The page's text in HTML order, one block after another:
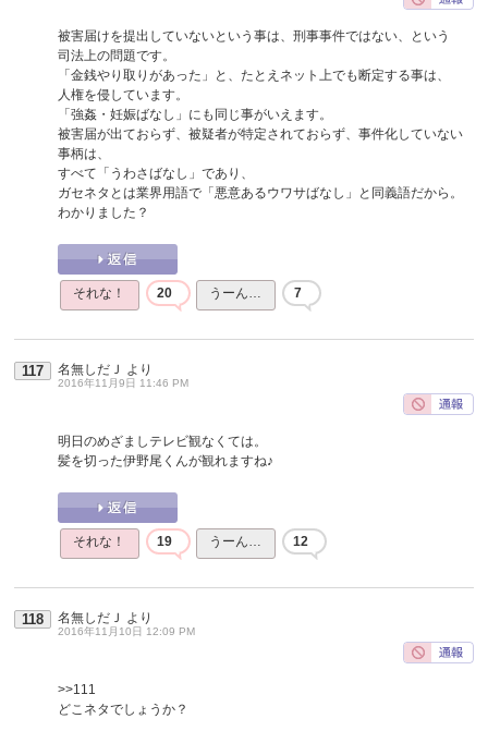
被害届けを提出していないという事は、刑事事件ではない、という
司法上の問題です。
「金銭やり取りがあった」と、たとえネット上でも断定する事は、
人権を侵しています。
「強姦・妊娠ばなし」にも同じ事がいえます。
被害届が出ておらず、被疑者が特定されておらず、事件化していない
事柄は、
すべて「うわさばなし」であり、
ガセネタとは業界用語で「悪意あるウワサばなし」と同義語だから。
わかりました？
それな！ 20 うーん… 7
117 名無しだＪ より
2016年11月9日 11:46 PM
明日のめざましテレビ観なくては。
髪を切った伊野尾くんが観れますね♪
それな！ 19 うーん… 12
118 名無しだＪ より
2016年11月10日 12:09 PM
>>111
どこネタでしょうか？